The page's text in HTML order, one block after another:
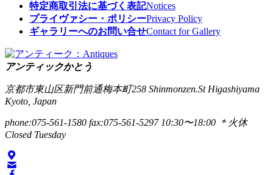
特定商取引法に基づく表記Notices
プライヴァシー・ポリシーPrivacy Policy
ギャラリーへのお問い合せContact for Gallery
アンティックかとう
京都市東山区新門前通梅本町258 Shinmonzen.St Higashiyama
Kyoto, Japan
phone:075-561-1580 fax:075-561-5297 10:30〜18:00 ＊火休
Closed Tuesday